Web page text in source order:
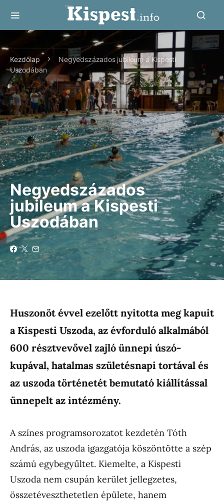
Kezdőlap
Negyedszázados jubileum a Kispesti
Uszodában
Negyedszázados
jubileum a Kispesti
Uszodában
Huszonöt évvel ezelőtt nyitotta meg kapuit
a Kispesti Uszoda, az évforduló alkalmából
600 résztvevővel zajló ünnepi úszó-
kupával, hatalmas születésnapi tortával és
az uszoda történetét bemutató kiállítással
ünnepelt az intézmény.
A színes programsorozatot kezdetén Tóth
András, az uszoda igazgatója köszöntötte a szép
számú egybegyűltet. Kiemelte, a Kispesti
Uszoda nem csupán kerület jellegzetes,
összetéveszthetetlen épülete, hanem